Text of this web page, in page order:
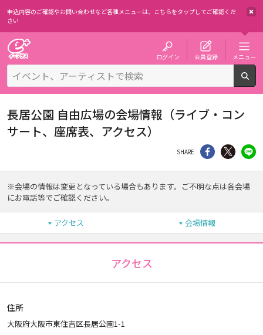
申込内容のご確認やお問い合わせなど各種メニューは、 こちらをタップしてご確認くだ
さい
ログイン 会員登録 メニュー
長居公園 自由広場の会場情報（ライブ・コン
サート、座席表、アクセス）
SHARE シェア Twitter
※会場の情報は変更となっている場合もあります。ご不明な点は各会場
にお電話等でご確認ください。
アクセス 会場情報
アクセス
住所
大阪府大阪市東住吉区長居公園1-1